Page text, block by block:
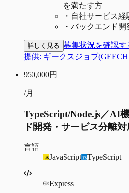
を満たす方
・ 自社サービス経
・ バックエンド開
詳しく見る 募集状況を確認す
提供: ギークスジョブ
950,000円
/月
TypeScript/Node.js／AI
ド開発・サービス分離
言語
JavaScript
TypeScript
Express